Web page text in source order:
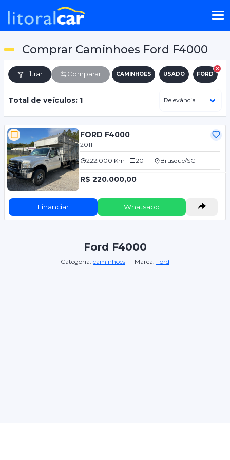
Comprar Caminhoes Ford F4000
Filtrar Comparar CAMINHOES USADO FORD
Total de veículos: 1
FORD F4000
2011
222.000 Km 2011 Brusque/SC
R$ 220.000,00
Financiar Whatsapp
Ford F4000
Categoria: caminhoes | Marca: Ford